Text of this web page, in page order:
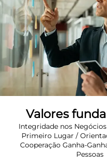
Valores
Integridade nos
Primeiro Lugar /
Cooperação Ganha-
Pessoas